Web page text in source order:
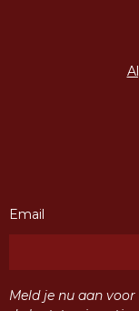
Email
Meld je nu aan